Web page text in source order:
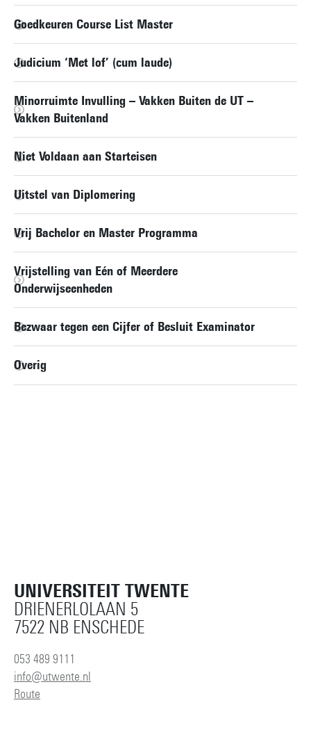
Goedkeuren Course List Master
Judicium ‘Met lof’ (cum laude)
Minorruimte Invulling – Vakken Buiten de UT –
Vakken Buitenland
Niet Voldaan aan Starteisen
Uitstel van Diplomering
Vrij Bachelor en Master Programma
Vrijstelling van Eén of Meerdere
Onderwijseenheden
Bezwaar tegen een Cijfer of Besluit Examinator
Overig
UNIVERSITEIT TWENTE
DRIENERLOLAAN 5
7522 NB ENSCHEDE
053 489 9111
info@utwente.nl
Route